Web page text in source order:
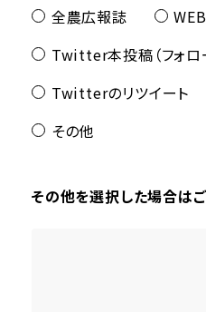
全農広報誌
Twitter本投稿（フォロ
Twitterのリツイート
その他
その他を選択した場合は